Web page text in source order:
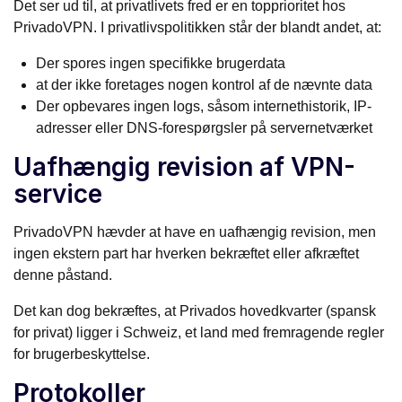
Det ser ud til, at privatlivets fred er en topprioritet hos
PrivadoVPN. I privatlivspolitikken står der blandt andet, at:
Der spores ingen specifikke brugerdata
at der ikke foretages nogen kontrol af de nævnte data
Der opbevares ingen logs, såsom internethistorik, IP-
adresser eller DNS-forespørgsler på servernetværket
Uafhængig revision af VPN-
service
PrivadoVPN hævder at have en uafhængig revision, men
ingen ekstern part har hverken bekræftet eller afkræftet
denne påstand.
Det kan dog bekræftes, at Privados hovedkvarter (spansk
for privat) ligger i Schweiz, et land med fremragende regler
for brugerbeskyttelse.
Protokoller